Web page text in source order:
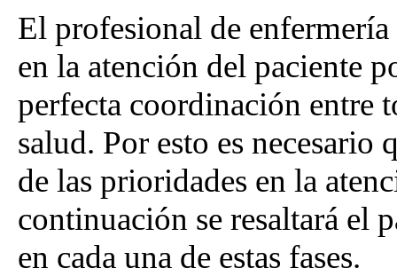
El profesional de
en la atención del paciente
perfecta coordinación entre
salud. Por esto es necesario
de las prioridades en la
continuación se resaltará el
en cada una de estas fases.